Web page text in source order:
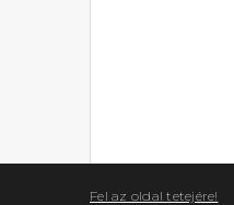
Fel az oldal tetejére!